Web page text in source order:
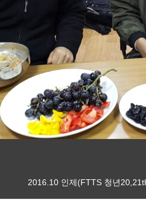
2016.10 인제(FTTS 청년